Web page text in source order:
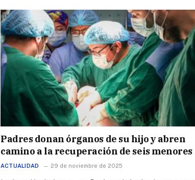
Padres donan órganos de su hijo y abren
camino a la recuperación de seis menores
ACTUALIDAD 29 de noviembre de 2025